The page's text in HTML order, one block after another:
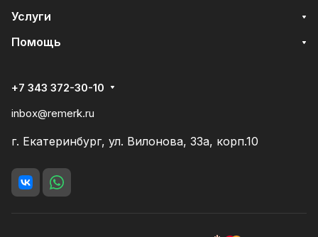
Услуги
Помощь
+7 343 372-30-10
inbox@remerk.ru
г. Екатеринбург, ул. Вилонова, 33а, корп.10